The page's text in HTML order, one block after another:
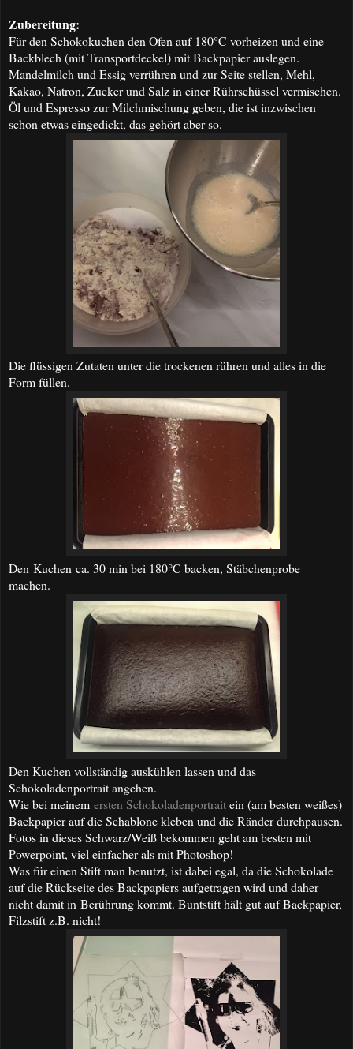
Zubereitung:
Für den Schokokuchen den Ofen auf 180°C vorheizen und eine
Backblech (mit Transportdeckel) mit Backpapier auslegen.
Mandelmilch und Essig verrühren und zur Seite stellen, Mehl,
Kakao, Natron, Zucker und Salz in einer Rührschüssel vermischen.
Öl und Espresso zur Milchmischung geben, die ist inzwischen
schon etwas eingedickt, das gehört aber so.
Die flüssigen Zutaten unter die trockenen rühren und alles in die
Form füllen.
Den Kuchen ca. 30 min bei 180°C backen, Stäbchenprobe
machen.
Den Kuchen vollständig auskühlen lassen und das
Schokoladenportrait angehen.
Wie bei meinem ersten Schokoladenportraitein (am besten weißes)
Backpapier auf die Schablone kleben und die Ränder durchpausen.
Fotos in dieses Schwarz/Weiß bekommen geht am besten mit
Powerpoint, viel einfacher als mit Photoshop!
Was für einen Stift man benutzt, ist dabei egal, da die Schokolade
auf die Rückseite des Backpapiers aufgetragen wird und daher
nicht damit in Berührung kommt. Buntstift hält gut auf Backpapier,
Filzstift z.B. nicht!